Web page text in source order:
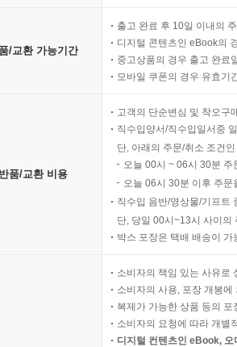
/교환 가능기간
출고 완료 후 10일 이내의
디지털 콘텐츠인 eBook의
중고상품의 경우 출고 완료
모바일 쿠폰의 경우 유효기
반품/교환 비용
고객의 단순변심 및 착오구
직수입양서/직수입일서중
단, 아래의 주문/취소 조건
오늘 00시 ~ 06시 30분
오늘 06시 30분 이후 주
직수입 음반/영상물/기프트
단, 당일 00시~13시 사이의
박스 포장은 택배 배송이
소비자의 책임 있는 사유로
소비자의 사용, 포장 개봉
복제가 가능한 상품 등의
소비자의 요청에 따라 개별
디지털 컨텐츠인 eBook,